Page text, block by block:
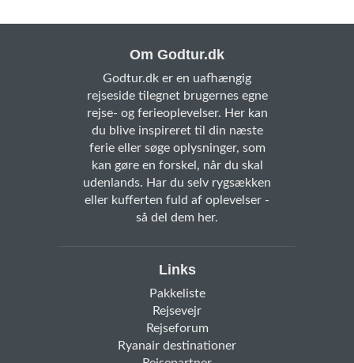
Om Godtur.dk
Godtur.dk er en uafhængig
rejseside tilegnet brugernes egne
rejse- og ferieoplevelser. Her kan
du blive inspireret til din næste
ferie eller søge oplysninger, som
kan gøre en forskel, når du skal
udenlands. Har du selv rygsækken
eller kufferten fuld af oplevelser -
så del dem her.
Links
Pakkeliste
Rejsevejr
Rejseforum
Ryanair destinationer